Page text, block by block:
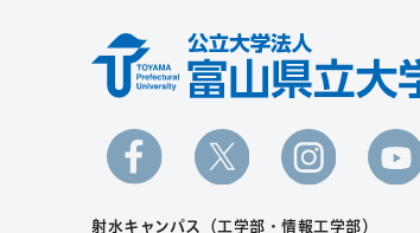
射水キャンパス（工学部・情報工学部）